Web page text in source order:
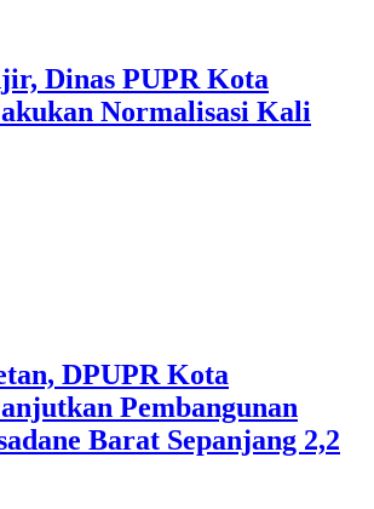
Dinas PUPR Kota
Normalisasi Kali
DPUPR Kota
Pembangunan
Barat Sepanjang 2,2